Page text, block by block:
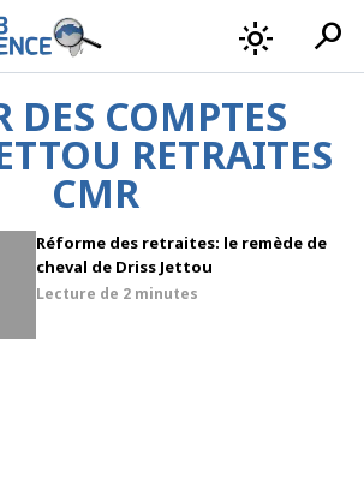
light_mode search
DES COMPTES
RETRAITES
CMR
Réforme des retraites: le remède de
cheval de Driss Jettou
Lecture de 2 minutes